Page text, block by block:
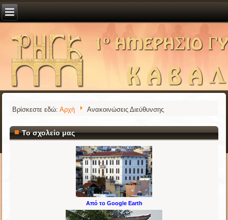
Βρίσκεστε εδώ:Αρχή Ανακοινώσεις Διεύθυνσης
Το σχολείο μας
Από το Google Earth